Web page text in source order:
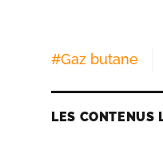
#Gaz butane
LES CONTENUS